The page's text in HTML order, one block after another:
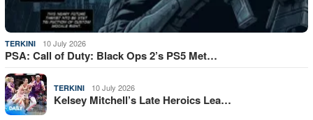
TERKINI 10 July 2026
PSA: Call of Duty: Black Ops 2’s PS5 Met…
TERKINI 10 July 2026
Kelsey Mitchell’s Late Heroics Lea…